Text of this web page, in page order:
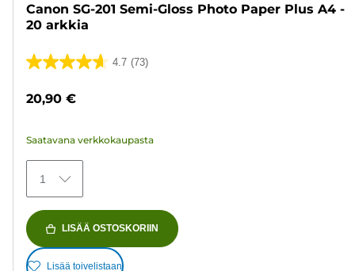
Canon SG-201 Semi-Gloss Photo Paper Plus A4 -
20 arkkia
4.7 (73)
4.7/5
73
20,90 €
Saatavana verkkokaupasta
1
LISÄÄ OSTOSKORIIN
Lisää toivelistaan